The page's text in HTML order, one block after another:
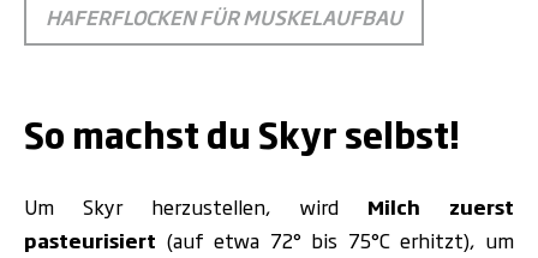
HAFERFLOCKEN FÜR MUSKELAUFBAU
So machst du Skyr selbst!
Um Skyr herzustellen, wird Milch zuerst
pasteurisiert (auf etwa 72° bis 75°C erhitzt), um